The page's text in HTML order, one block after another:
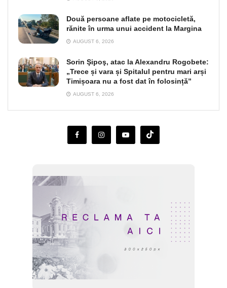
Două persoane aflate pe motocicletă,
rănite în urma unui accident la Margina
AUGUST 6, 2026
Sorin Şipoş, atac la Alexandru Rogobete:
„Trece și vara și Spitalul pentru mari arși
Timișoara nu a fost dat în folosință”
AUGUST 6, 2026